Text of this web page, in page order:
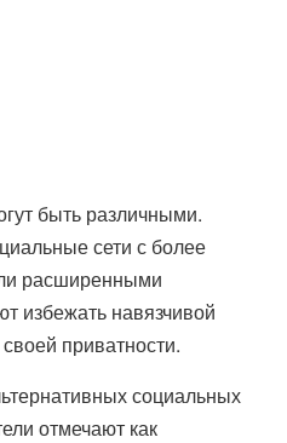
быть различными.
сети с более
расширенными
избежать навязчивой
приватности.
социальных
отмечают как